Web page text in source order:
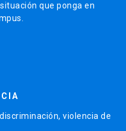
que ponga en
violencia de